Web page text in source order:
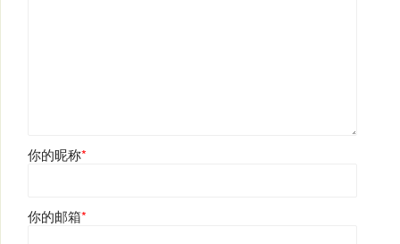
你的昵称*
你的邮箱*